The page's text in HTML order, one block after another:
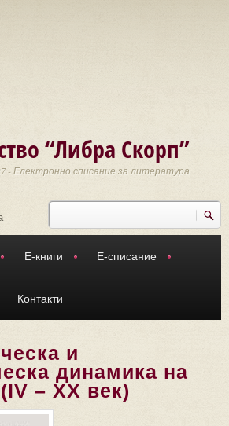
“Либра Скорп”
- Електронно списание за литература
Търси
Е-книги Е-списание
Контакти
и
динамика на
– XX век)